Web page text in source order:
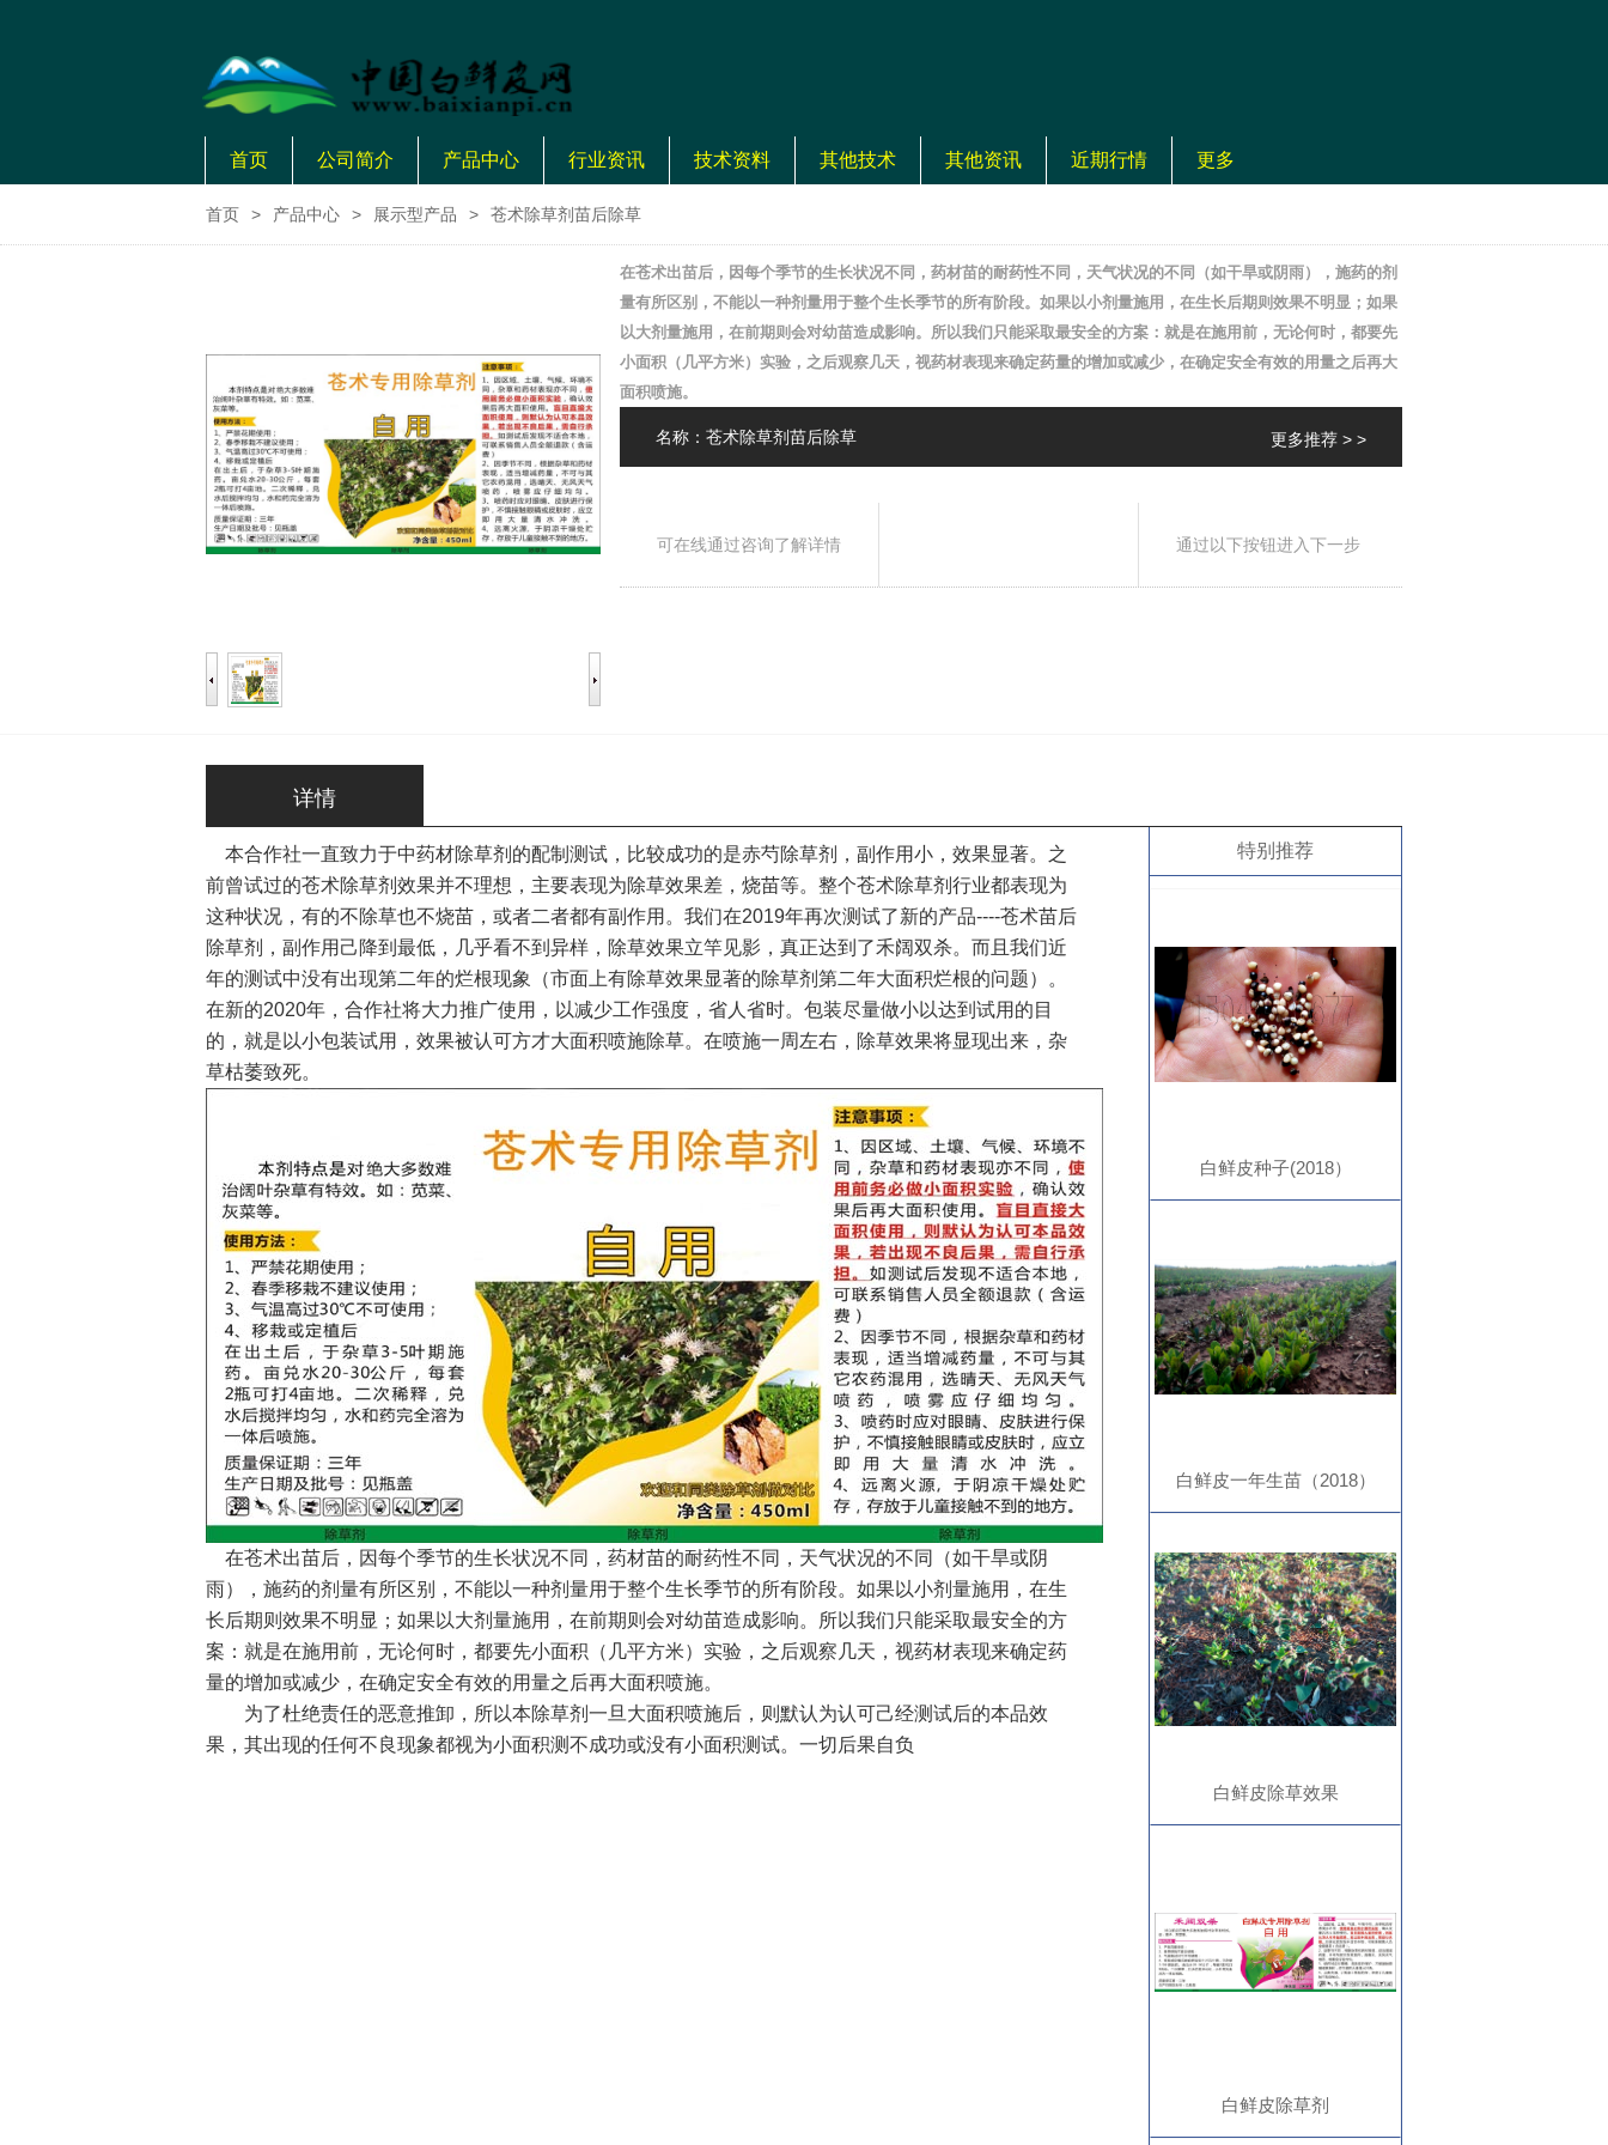
首页 公司简介 产品中心 行业资讯 技术资料 其他技术 其他资讯 近期行情 更多
首页 > 产品中心 > 展示型产品 > 苍术除草剂苗后除草
在苍术出苗后，因每个季节的生长状况不同，药材苗的耐药性不同，天气状况的不同（如干旱或阴雨），施药的剂
量有所区别，不能以一种剂量用于整个生长季节的所有阶段。如果以小剂量施用，在生长后期则效果不明显；如果
以大剂量施用，在前期则会对幼苗造成影响。所以我们只能采取最安全的方案：就是在施用前，无论何时，都要先
小面积（几平方米）实验，之后观察几天，视药材表现来确定药量的增加或减少，在确定安全有效的用量之后再大
面积喷施。
名称：苍术除草剂苗后除草 更多推荐 > >
可在线通过咨询了解详情 通过以下按钮进入下一步
详情
本合作社一直致力于中药材除草剂的配制测试，比较成功的是赤芍除草剂，副作用小，效果显著。之
前曾试过的苍术除草剂效果并不理想，主要表现为除草效果差，烧苗等。整个苍术除草剂行业都表现为
这种状况，有的不除草也不烧苗，或者二者都有副作用。我们在2019年再次测试了新的产品----苍术苗后
除草剂，副作用己降到最低，几乎看不到异样，除草效果立竿见影，真正达到了禾阔双杀。而且我们近
年的测试中没有出现第二年的烂根现象（市面上有除草效果显著的除草剂第二年大面积烂根的问题）。
在新的2020年，合作社将大力推广使用，以减少工作强度，省人省时。包装尽量做小以达到试用的目
的，就是以小包装试用，效果被认可方才大面积喷施除草。在喷施一周左右，除草效果将显现出来，杂
草枯萎致死。
在苍术出苗后，因每个季节的生长状况不同，药材苗的耐药性不同，天气状况的不同（如干旱或阴
雨），施药的剂量有所区别，不能以一种剂量用于整个生长季节的所有阶段。如果以小剂量施用，在生
长后期则效果不明显；如果以大剂量施用，在前期则会对幼苗造成影响。所以我们只能采取最安全的方
案：就是在施用前，无论何时，都要先小面积（几平方米）实验，之后观察几天，视药材表现来确定药
量的增加或减少，在确定安全有效的用量之后再大面积喷施。
为了杜绝责任的恶意推卸，所以本除草剂一旦大面积喷施后，则默认为认可己经测试后的本品效
果，其出现的任何不良现象都视为小面积测不成功或没有小面积测试。一切后果自负
特别推荐
白鲜皮种子(2018）
白鲜皮一年生苗（2018）
白鲜皮除草效果
白鲜皮除草剂